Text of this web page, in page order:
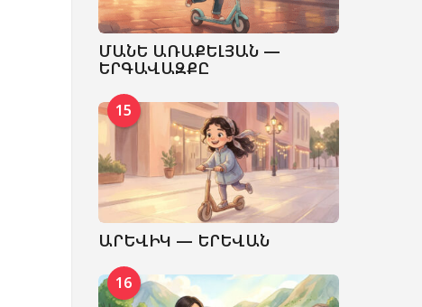
ՄԱՆԵ ԱՌԱՔԵԼՅԱՆ —
ԵՐԳԱՎԱԶՔԸ
15
ԱՐԵՎԻԿ — ԵՐԵՎԱՆ
16